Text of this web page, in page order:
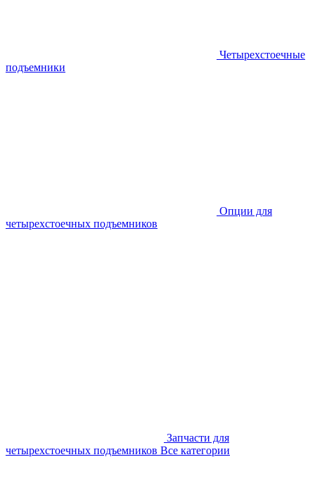
Четырехстоечные
подъемники
Опции для
четырехстоечных подъемников
Запчасти для
четырехстоечных подъемников Все категории